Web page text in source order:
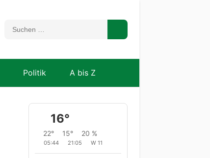
Politik A bis Z
16°
22° 15° 20 %
05:44 21:05 W 11